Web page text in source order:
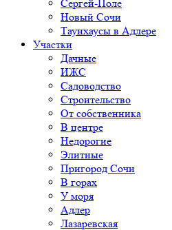
Сергей-Поле
Новый Сочи
Таунхаусы в Адлере
Участки
Дачные
ИЖС
Садоводство
Строительство
От собственника
В центре
Недорогие
Элитные
Пригород Сочи
В горах
У моря
Адлер
Лазаревская